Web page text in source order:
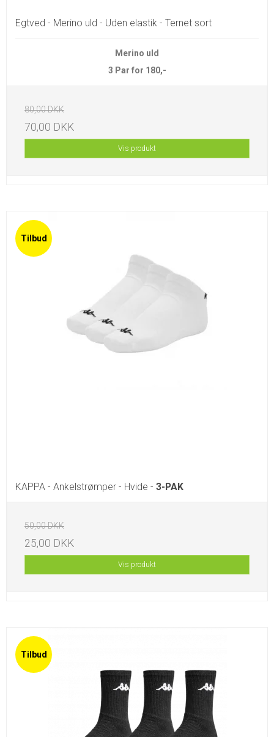
Egtved - Merino uld - Uden elastik - Ternet sort
Merino uld
3 Par for 180,-
80,00 DKK
70,00 DKK
Vis produkt
Tilbud
KAPPA - Ankelstrømper - Hvide - 3-PAK
50,00 DKK
25,00 DKK
Vis produkt
Tilbud